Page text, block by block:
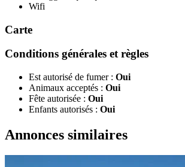
Wifi
Carte
Conditions générales et règles
Est autorisé de fumer : Oui
Animaux acceptés : Oui
Fête autorisée : Oui
Enfants autorisés : Oui
Annonces similaires